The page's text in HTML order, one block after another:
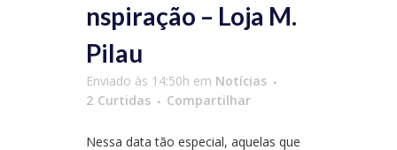
nspiração – Loja M.
Pilau
Enviado às 14:50h em Notícias
2 Curtidas Compartilhar
Nessa data tão especial, aquelas que